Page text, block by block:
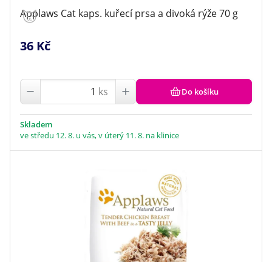
Applaws Cat kaps. kuřecí prsa a divoká rýže 70 g
36 Kč
ks Do košíku
Skladem
ve středu 12. 8. u vás, v úterý 11. 8. na klinice